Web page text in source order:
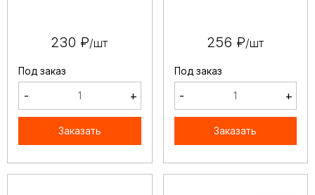
230 ₽/шт
Под заказ
- +
Заказать
256 ₽/шт
Под заказ
- +
Заказать